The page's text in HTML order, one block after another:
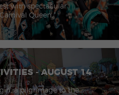
with spectacular
Queen.
- AUGUST 14
a pilgrimage to the